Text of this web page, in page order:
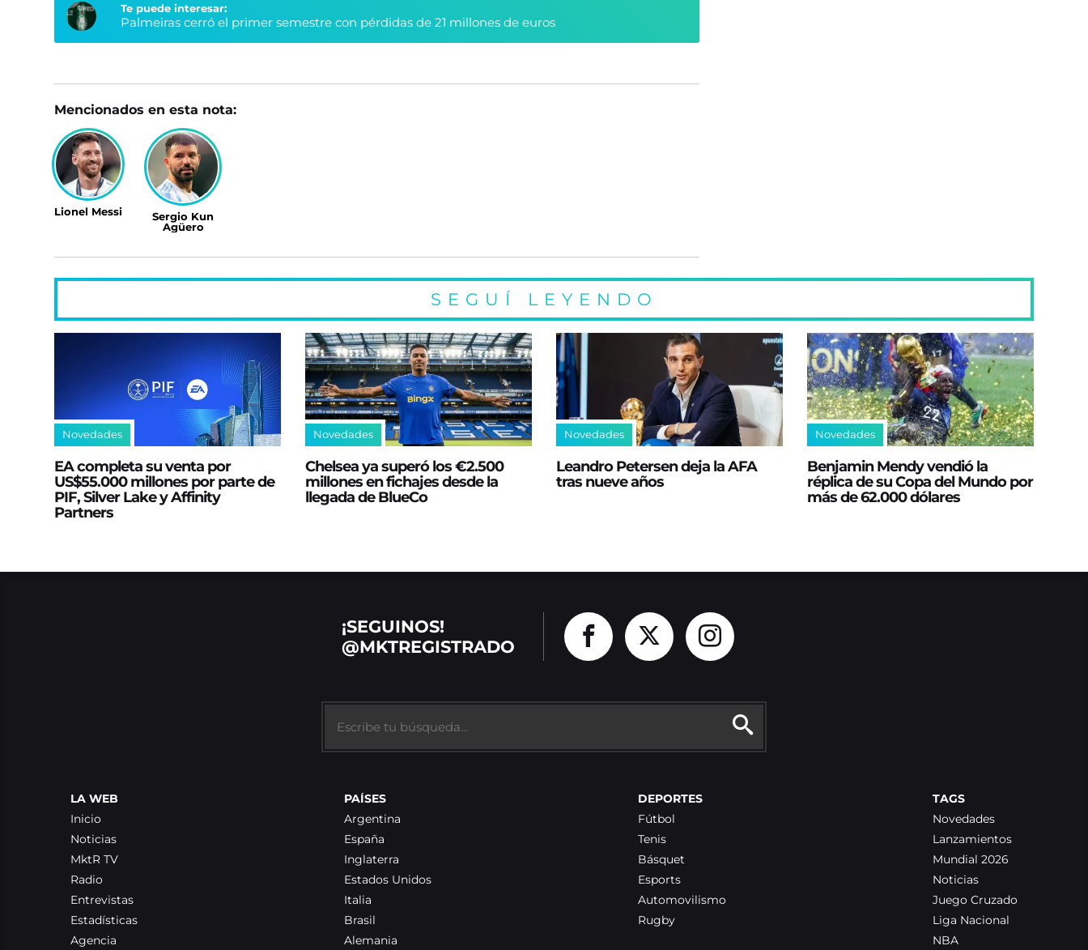
Te puede interesar:
Palmeiras cerró el primer semestre con pérdidas de 21 millones de euros
Mencionados en esta nota:
Lionel Messi
Sergio Kun
Agüero
SEGUÍ LEYENDO
Novedades
EA completa su venta por
US$55.000 millones por parte de
PIF, Silver Lake y Affinity
Partners
Novedades
Chelsea ya superó los €2.500
millones en fichajes desde la
llegada de BlueCo
Novedades
Leandro Petersen deja la AFA
tras nueve años
Novedades
Benjamin Mendy vendió la
réplica de su Copa del Mundo por
más de 62.000 dólares
¡SEGUINOS!
@MKTREGISTRADO
LA WEB
Inicio
Noticias
MktR TV
Radio
Entrevistas
Estadísticas
Agencia
PAÍSES
Argentina
España
Inglaterra
Estados Unidos
Italia
Brasil
Alemania
DEPORTES
Fútbol
Tenis
Básquet
Esports
Automovilismo
Rugby
TAGS
Novedades
Lanzamientos
Mundial 2026
Noticias
Juego Cruzado
Liga Nacional
NBA